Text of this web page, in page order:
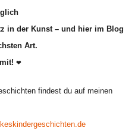
in der Kunst – und hier im Blog
Art.
❤
findest du auf meinen